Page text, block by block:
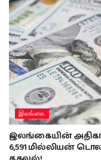
இலங்கை
இலங்கையின்
6,591 மில்லியன்